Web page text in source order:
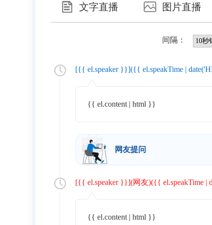
文字直播 图片直播
间隔：
[{{ el.speaker }}]({{ el.speakTime |
{{ el.content | html }}
网友提问
[{{ el.speaker }}](网友)({{ el.speakTime |
{{ el.content | html }}